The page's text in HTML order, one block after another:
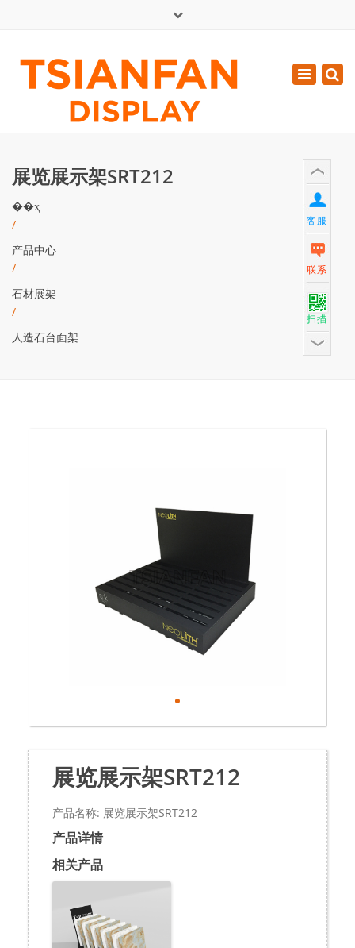
周一 - 周六: 7:00 - 17:00
0086-13365904989
Toggle
展览展示架SRT212
��ҳ
/
产品中心
/
石材展架
/
人造石台面架
展览展示架SRT212
产品名称: 展览展示架SRT212
产品详情
相关产品
客服
联系
扫描